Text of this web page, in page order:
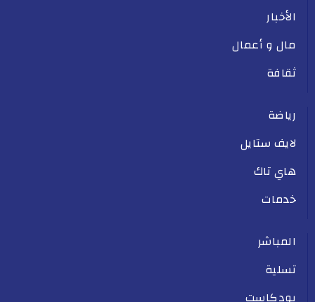
الأخبار
مال و أعمال
ثقافة
رياضة
لايف ستايل
هاي تاك
خدمات
المباشر
تسلية
بودكاست